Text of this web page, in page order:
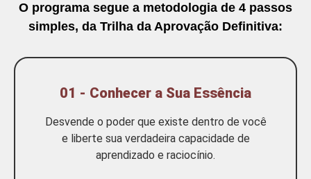
O programa segue a metodologia de 4 passos
simples, da Trilha da Aprovação Definitiva:
01 - Conhecer a Sua Essência
Desvende o poder que existe dentro de você
e liberte sua verdadeira capacidade de
aprendizado e raciocínio.